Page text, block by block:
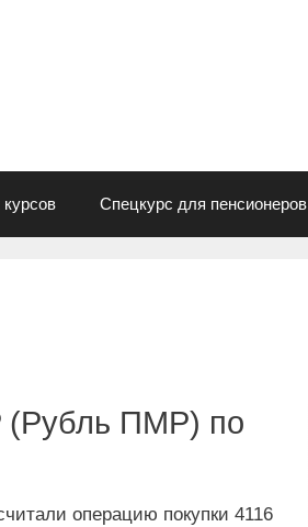
Спецкурс для пенсионеров
(Рубль ПМР) по
операцию покупки 4116